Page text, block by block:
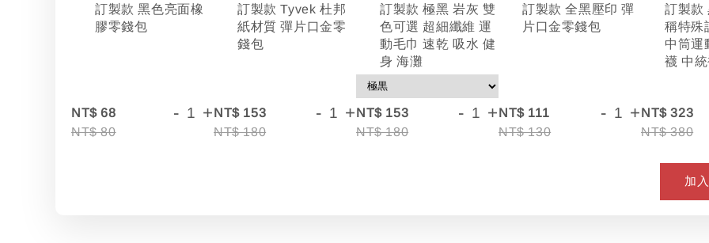
訂製款 黑色亮面橡
膠零錢包
NT$ 68
NT$ 80
- +
訂製款 Tyvek 杜邦
紙材質 彈片口金零
錢包
NT$ 153
NT$ 180
- +
訂製款 極黑 岩灰 雙
色可選 超細纖維 運
動毛巾 速乾 吸水 健
身 海灘
NT$ 153
NT$ 180
- +
訂製款 全黑壓印 彈
片口金零錢包
NT$ 111
NT$ 130
- +
訂製款
稱特殊
中筒運
襪 中
NT$ 323
NT$ 380
加